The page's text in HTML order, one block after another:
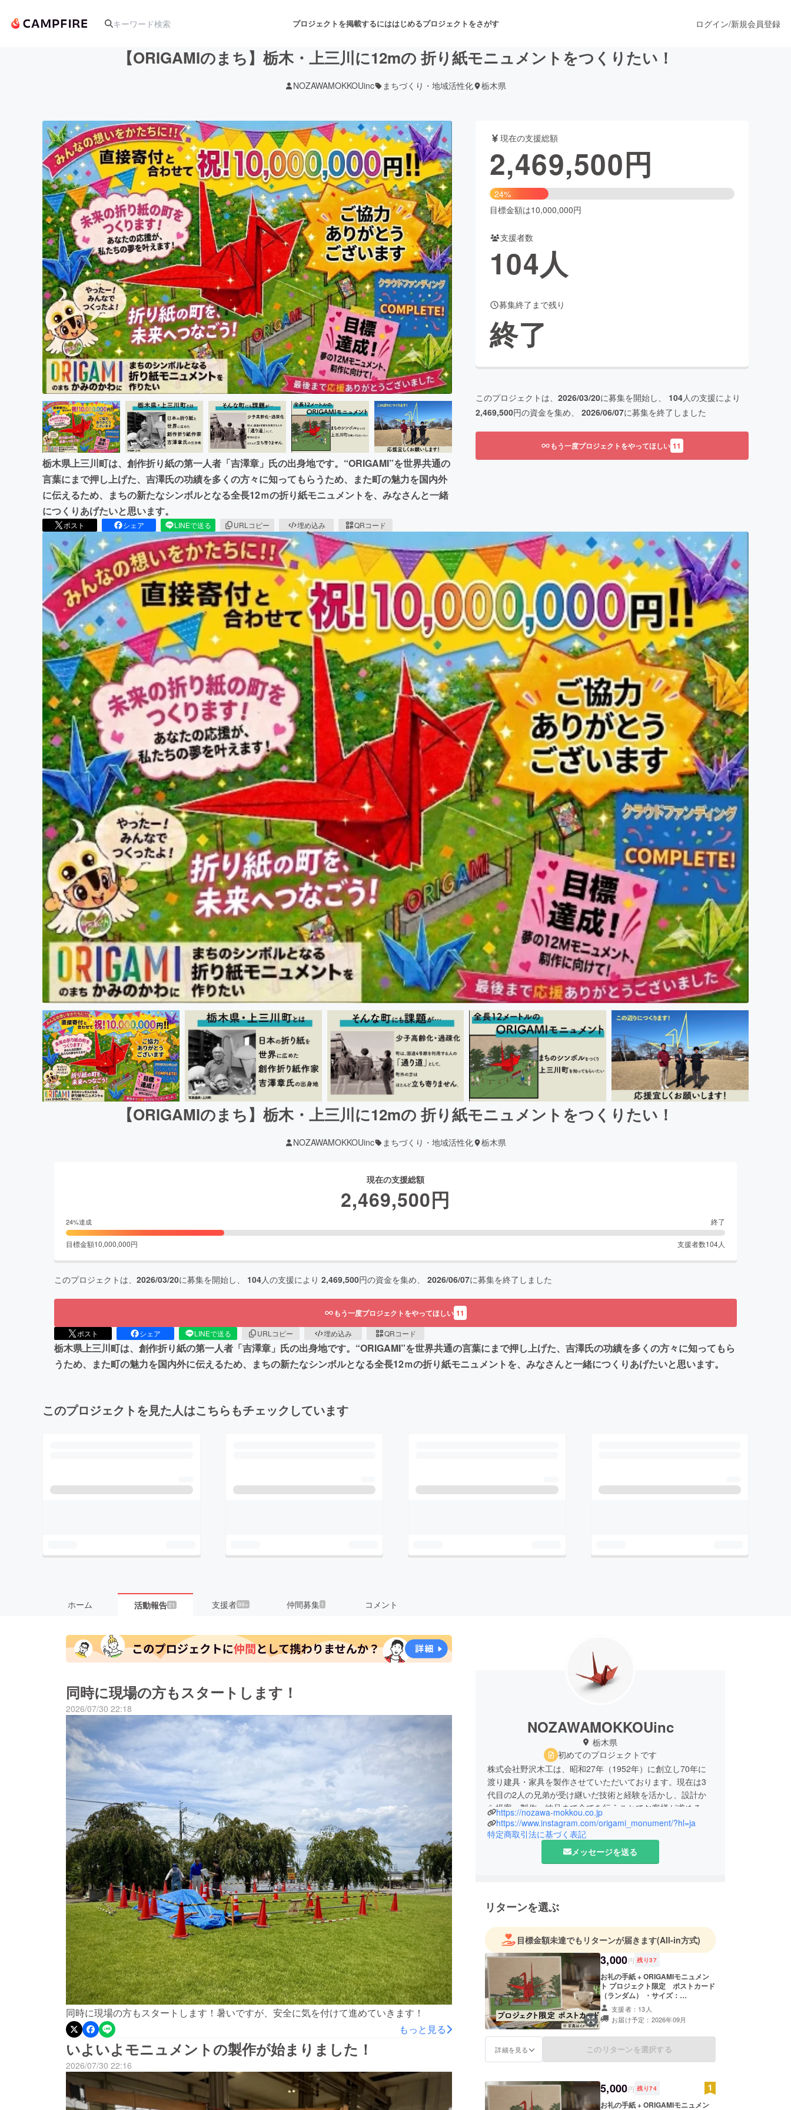
プロジェクトを掲載するにははじめるプロジェクトをさがす
アート・写真 音楽 舞台・パフォーマンス
テクノロジー・ガジェット ゲーム・サービス開発 フード・飲食店 ファッション
映像・映画 書籍・雑誌出版 アニメ・漫画
ビジネス・起業 チャレンジ ビューティー・ヘルスケア
まちづくり・地域活性化
CAMPFIRE for Social GoodCAMPFIRE Creation
CAMPFIREふるさと納税machi-yaコミュニティ
ログイン/新規会員登録
【ORIGAMIのまち】栃木・上三川に12mの 折り紙モニュメントをつくりたい！
NOZAWAMOKKOUinc まちづくり・地域活性化 栃木県
栃木県上三川町は、創作折り紙の第一人者「吉澤章」氏の出身地です。“ORIGAMI”を世界共通の
言葉にまで押し上げた、吉澤氏の功績を多くの方々に知ってもらうため、また町の魅力を国内外
に伝えるため、まちの新たなシンボルとなる全長12ｍの折り紙モニュメントを、みなさんと一緒
につくりあげたいと思います。
ポスト シェア LINEで送る URLコピー 埋め込み QRコード
現在の支援総額
2,469,500円
24%
目標金額は10,000,000円
支援者数
104人
募集終了まで残り
終了
このプロジェクトは、 2026/03/20に募集を開始し、 104人の支援により
2,469,500円の資金を集め、 2026/06/07に募集を終了しました
もう一度プロジェクトをやってほしい 11
【ORIGAMIのまち】栃木・上三川に12mの 折り紙モニュメントをつくりたい！
NOZAWAMOKKOUinc まちづくり・地域活性化 栃木県
現在の支援総額
2,469,500円
24%達成 終了
目標金額10,000,000円 支援者数104人
このプロジェクトは、 2026/03/20に募集を開始し、 104人の支援により 2,469,500円の資金を集め、 2026/06/07に募集を終了しました
もう一度プロジェクトをやってほしい 11
ポスト シェア LINEで送る URLコピー 埋め込み QRコード
栃木県上三川町は、創作折り紙の第一人者「吉澤章」氏の出身地です。“ORIGAMI”を世界共通の言葉にまで押し上げた、吉澤氏の功績を多くの方々に知ってもら
うため、また町の魅力を国内外に伝えるため、まちの新たなシンボルとなる全長12ｍの折り紙モニュメントを、みなさんと一緒につくりあげたいと思います。
このプロジェクトを見た人はこちらもチェックしています
ホーム 活動報告21 支援者99+ 仲間募集 1 コメント
同時に現場の方もスタートします！
2026/07/30 22:18
同時に現場の方もスタートします！暑いですが、安全に気を付けて進めていきます！
もっと見る
いよいよモニュメントの製作が始まりました！
2026/07/30 22:16
NOZAWAMOKKOUinc
栃木県
初めてのプロジェクトです
株式会社野沢木工は、昭和27年（1952年）に創立し70年に
渡り建具・家具を製作させていただいております。現在は3
代目の2人の兄弟が受け継いだ技術と経験を活かし、設計か
ら提案・製作・納品まで全てを行うことでお客様が求めるご
要望を形にします。ひとつひとつ丁寧に製作し、温もり溢れ
た家具や空間をお届けしています。
https://nozawa-mokkou.co.jp
https://www.instagram.com/origami_monument/?hl=ja
特定商取引法に基づく表記
メッセージを送る
リターンを選ぶ
目標金額未達でもリターンが届きます(All-in方式)
3,000円 残り37
お礼の手紙 + ORIGAMIモニュメン
ト プロジェクト限定 ポストカード
（ランダム） ・サイズ：
10cm×14.8cm ・枚数：1枚
支援者：13人
お届け予定：2026年09月
詳細を見る このリターンを選択する
5,000円 残り74
お礼の手紙 + ORIGAMIモニュメン